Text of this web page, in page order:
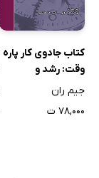
کتاب جادوی کار پاره
وقت: رشد و
موفقیت در بازاریابی
جیم ران
۷۸,۰۰۰ ت